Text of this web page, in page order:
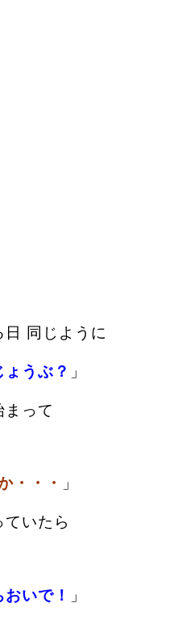
日 同じように
ょうぶ？ 」
まって
・・・ 」
ていたら
おいで！ 」